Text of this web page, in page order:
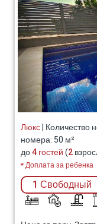
Люкс| Количество
номера: 50 м²
до4 гостей(2
* Доплата за ребенка
1 Свободный